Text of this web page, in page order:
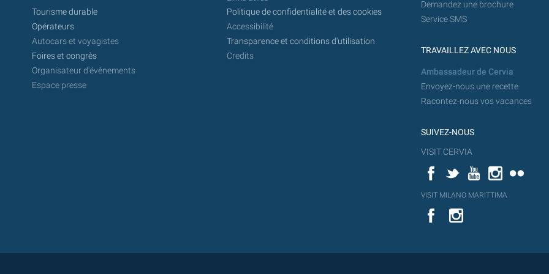
Tourisme durable
Opérateurs
Autocars et voyagistes
Foires et congrès
Organisateur d'événements
Espace presse
Politique de confidentialité et des cookies
Accessibilité
Transparence et conditions d'utilisation
Credits
Demandez une brochure
Service SMS
TRAVAILLEZ AVEC NOUS
Ambassadeur de Cervia
Envoyez-nous une recette
Racontez-nous vos vacances
SUIVEZ-NOUS
VISIT CERVIA
FacebookTwitterYouTubeInstagram
YouT
VISIT MILANO MARITTIMA
Flick
VISIT
MILANO
YouTube